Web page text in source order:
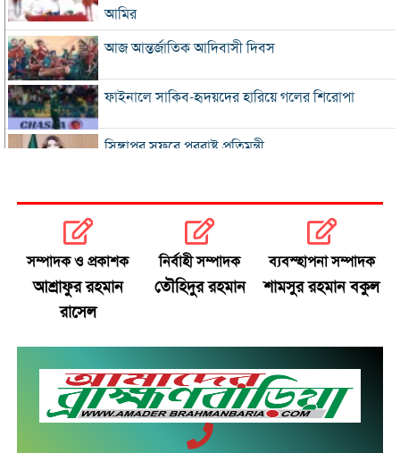
আমির
আজ আন্তর্জাতিক আদিবাসী দিবস
ফাইনালে সাকিব-হৃদয়দের হারিয়ে গলের শিরোপা
সিঙ্গাপুর সফরে পররাষ্ট্র প্রতিমন্ত্রী
এসএসসি ও সমমানের ফল সোমবার
সৌদি-পাকিস্তান-তুরস্কের প্রতিরক্ষা চুক্তি
রাষ্ট্রপতি নির্বাচনে বিএনপির দুই মনোনয়নপত্র সংগ্রহ
বাবাকে শেষ বিদায় জানাতে রোসারিওতে মেসি
ইরানকে ‘না যুদ্ধ, না শান্তি’ অবস্থা থেকে বের হওয়ার
সম্পাদক ও প্রকাশক
আশ্রাফুর রহমান
রাসেল
নির্বাহী সম্পাদক
তৌহিদুর রহমান
ব্যবস্হাপনা সম্পাদক
শামসুর রহমান বকুল